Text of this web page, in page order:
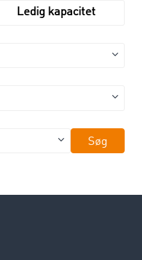
Ledig kapacitet
Søg